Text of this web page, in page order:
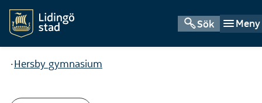
Sök Meny
Du är här:
Hersby gymnasium